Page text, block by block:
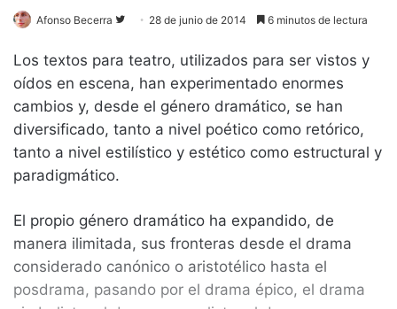
Afonso Becerra
Follow
Twitter
28 de junio de 2014 6 minutos de lectura
Los textos para teatro, utilizados para ser vistos y
oídos en escena, han experimentado enormes
cambios y, desde el género dramático, se han
diversificado, tanto a nivel poético como retórico,
tanto a nivel estilístico y estético como estructural y
paradigmático.
El propio género dramático ha expandido, de
manera ilimitada, sus fronteras desde el drama
considerado canónico o aristotélico hasta el
posdrama, pasando por el drama épico, el drama